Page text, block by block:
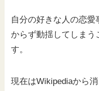
自分の好きな人の恋
からず動揺してしまう
す。
現在はWikipediaから